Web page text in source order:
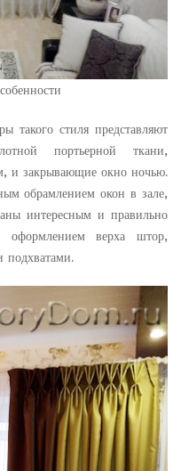
такого стиля представляют
портьерной ткани,
и закрывающие окно ночью.
обрамлением окон в зале,
интересным и правильно
оформлением верха штор,